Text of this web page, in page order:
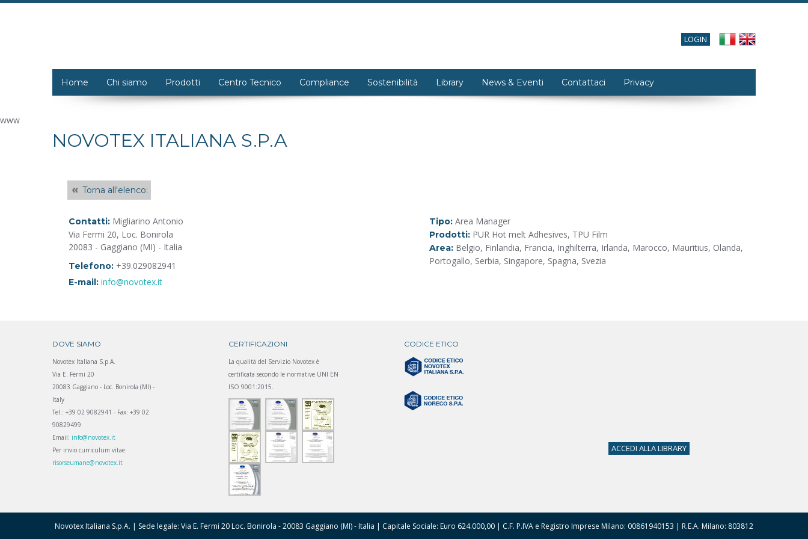
LOGIN
Home Chi siamo Prodotti Centro Tecnico Compliance Sostenibilità Library News & Eventi Contattaci Privacy
www
NOVOTEX ITALIANA S.P.A
Torna all'elenco:
Contatti: Migliarino Antonio
Via Fermi 20, Loc. Bonirola
20083 - Gaggiano (MI) - Italia
Telefono: +39.029082941
E-mail: info@novotex.it
Tipo: Area Manager
Prodotti: PUR Hot melt Adhesives, TPU Film
Area: Belgio, Finlandia, Francia, Inghilterra, Irlanda, Marocco, Mauritius, Olanda,
Portogallo, Serbia, Singapore, Spagna, Svezia
DOVE SIAMO
Novotex Italiana S.p.A.
Via E. Fermi 20
20083 Gaggiano - Loc. Bonirola (MI) -
Italy
Tel.: +39 02 9082941 - Fax: +39 02
90829499
Email: info@novotex.it
Per invio curriculum vitae:
risorseumane@novotex.it
CERTIFICAZIONI
La qualità del Servizio Novotex è
certificata secondo le normative UNI EN
ISO 9001:2015.
CODICE ETICO
ACCEDI ALLA LIBRARY
Novotex Italiana S.p.A. | Sede legale: Via E. Fermi 20 Loc. Bonirola - 20083 Gaggiano (MI) - Italia | Capitale Sociale: Euro 624.000,00 | C.F. P.IVA e Registro Imprese Milano: 00861940153 | R.E.A. Milano: 803812